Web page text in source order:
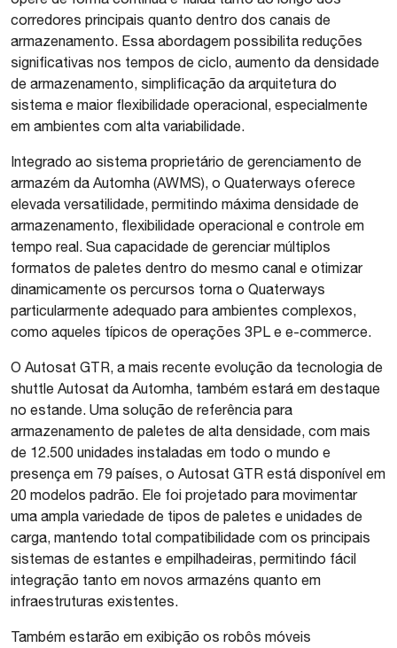
corredores principais quanto dentro dos canais de
armazenamento. Essa abordagem possibilita reduções
significativas nos tempos de ciclo, aumento da densidade
de armazenamento, simplificação da arquitetura do
sistema e maior flexibilidade operacional, especialmente
em ambientes com alta variabilidade.
Integrado ao sistema proprietário de gerenciamento de
armazém da Automha (AWMS), o Quaterways oferece
elevada versatilidade, permitindo máxima densidade de
armazenamento, flexibilidade operacional e controle em
tempo real. Sua capacidade de gerenciar múltiplos
formatos de paletes dentro do mesmo canal e otimizar
dinamicamente os percursos torna o Quaterways
particularmente adequado para ambientes complexos,
como aqueles típicos de operações 3PL e e-commerce.
O Autosat GTR, a mais recente evolução da tecnologia de
shuttle Autosat da Automha, também estará em destaque
no estande. Uma solução de referência para
armazenamento de paletes de alta densidade, com mais
de 12.500 unidades instaladas em todo o mundo e
presença em 79 países, o Autosat GTR está disponível em
20 modelos padrão. Ele foi projetado para movimentar
uma ampla variedade de tipos de paletes e unidades de
carga, mantendo total compatibilidade com os principais
sistemas de estantes e empilhadeiras, permitindo fácil
integração tanto em novos armazéns quanto em
infraestruturas existentes.
Também estarão em exibição os robôs móveis